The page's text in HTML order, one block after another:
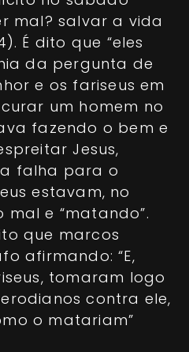
mal? salvar a vida
É dito que “eles
da pergunta de
e os fariseus em
um homem no
fazendo o bem e
Jesus,
falha para o
estavam, no
e “matando”.
que marcos
afirmando: “E,
tomaram logo
contra ele,
o matariam”